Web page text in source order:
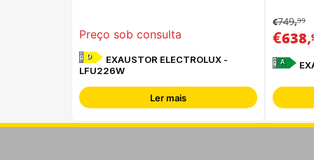
Preço sob consulta
D
EXAUSTOR ELECTROLUX -
LFU226W
Ler mais
€749,99
€638,
A